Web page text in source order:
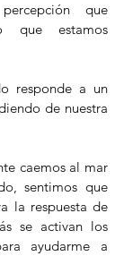
que
que estamos
responde a un
de nuestra
caemos al mar
sentimos que
la respuesta de
se activan los
ayudarme a